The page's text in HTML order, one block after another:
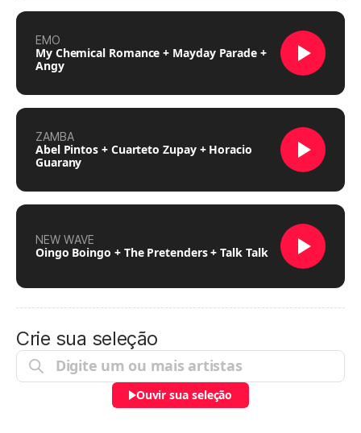
EMO
My Chemical Romance + Mayday Parade +
Angy
ZAMBA
Abel Pintos + Cuarteto Zupay + Horacio
Guarany
NEW WAVE
Oingo Boingo + The Pretenders + Talk Talk
Crie sua seleção
Ouvir sua seleção